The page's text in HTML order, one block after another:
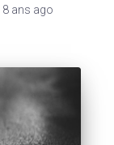
8 ans ago